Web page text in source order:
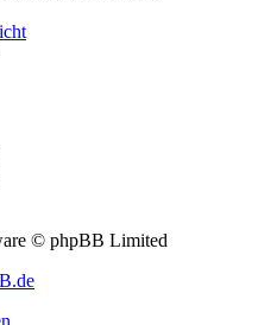
© phpBB Limited